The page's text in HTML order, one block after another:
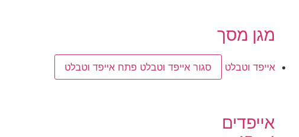
מגן מסך
אייפד וטבלט סגור אייפד וטבלט פתח אייפד וטבלט
אייפדים